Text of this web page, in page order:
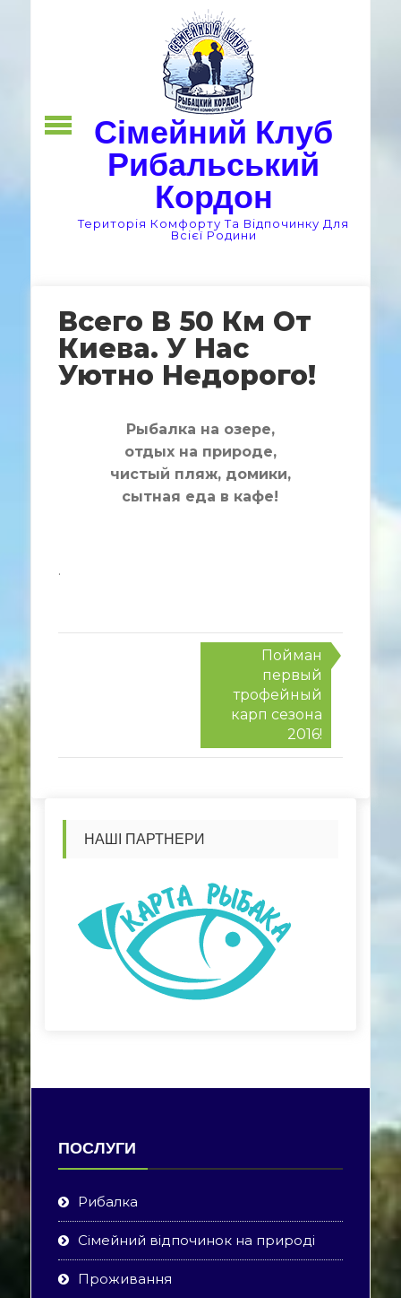
Сімейний Клуб
Рибальський
Кордон
Територія Комфорту Та Відпочинку Для
Всієї Родини
Всего В 50 Км От
Киева. У Нас
Уютно Недорого!
Рыбалка на озере,
отдых на природе,
чистый пляж, домики,
сытная еда в кафе!
.
Пойман
первый
трофейный
карп сезона
2016!
НАШІ ПАРТНЕРИ
ПОСЛУГИ
Рибалка
Сімейний відпочинок на природі
Проживання